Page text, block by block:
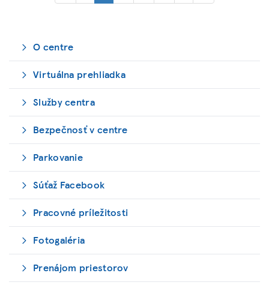
O centre
Virtuálna prehliadka
Služby centra
Bezpečnosť v centre
Parkovanie
Súťaž Facebook
Pracovné príležitosti
Fotogaléria
Prenájom priestorov